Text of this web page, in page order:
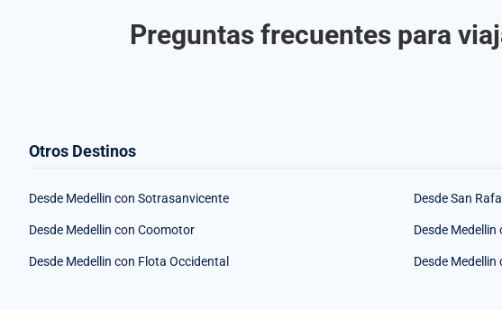
Preguntas frecuentes para
Otros Destinos
Desde Medellin con Sotrasanvicente Desde San
Desde Medellin con Coomotor Desde Medellin
Desde Medellin con Flota Occidental Desde